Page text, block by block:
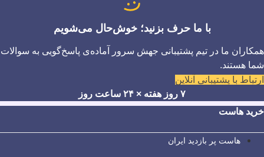
با ما حرف بزنید؛ خوش‌حال می‌شویم
همکاران ما در تیم پشتیبانی جهش سرور آماده‌ی پاسخ‌گویی به سوالات
شما هستند.
ارتباط با پشتیبانی آنلاین
۷ روز هفته × ۲۴ ساعت روز
خرید هاست
هاست پر بازدید ایران